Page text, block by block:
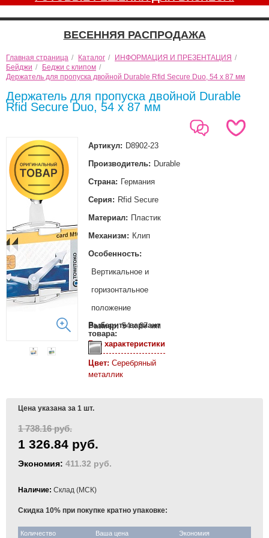
ВЕСЕННЯЯ РАСПРОДАЖА
Главная страница / Каталог / ИНФОРМАЦИЯ И ПРЕЗЕНТАЦИЯ /
Бейджи / Беджи с клипом /
Держатель для пропуска двойной Durable Rfid Secure Duo, 54 x 87 мм
Держатель для пропуска двойной Durable
Rfid Secure Duo, 54 x 87 мм
Артикул: D8902-23
Производитель: Durable
Страна: Германия
Серия: Rfid Secure
Материал: Пластик
Механизм: Клип
Особенность:
Вертикальное и
горизонтальное
положение
Размер: 54 x 87 мм
Все характеристики
Выберите вариант
товара:
Цвет: Серебряный
металлик
Цена указана за 1 шт.
1 738.16 руб.
1 326.84 руб.
Экономия: 411.32 руб.
Наличие: Склад (МСК)
Скидка 10% при покупке кратно упаковке:
Количество Ваша цена Экономия